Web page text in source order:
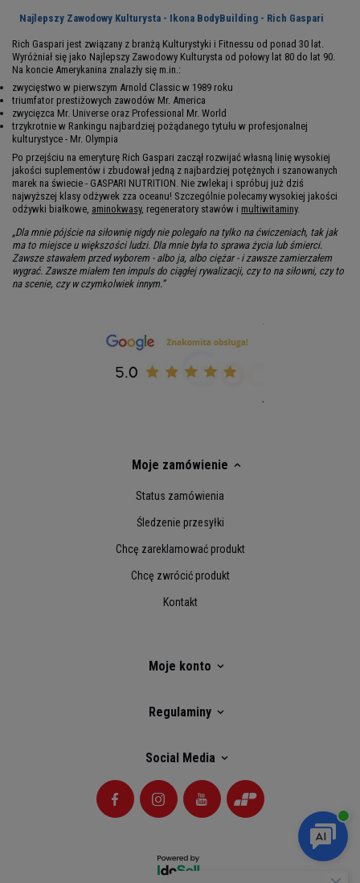
Najlepszy Zawodowy Kulturysta - Ikona BodyBuilding - Rich Gaspari
Rich Gaspari jest związany z branżą Kulturystyki i Fitnessu od ponad 30 lat.
Wyróżniał się jako Najlepszy Zawodowy Kulturysta od połowy lat 80 do lat 90.
Na koncie Amerykanina znalazły się m.in.:
zwycięstwo w pierwszym Arnold Classic w 1989 roku
triumfator prestiżowych zawodów Mr. America
zwycięzca Mr. Universe oraz Professional Mr. World
trzykrotnie w Rankingu najbardziej pożądanego tytułu w profesjonalnej
kulturystyce - Mr. Olympia
Po przejściu na emeryturę Rich Gaspari zaczął rozwijać własną linię wysokiej
jakości suplementów i zbudował jedną z najbardziej potężnych i szanowanych
marek na świecie - GASPARI NUTRITION. Nie zwlekaj i spróbuj już dziś
najwyższej klasy odżywek zza oceanu! Szczególnie polecamy wysokiej jakości
odżywki białkowe, aminokwasy, regeneratory stawów i multiwitaminy.
„Dla mnie pójście na siłownię nigdy nie polegało na tylko na ćwiczeniach, tak jak
ma to miejsce u większości ludzi. Dla mnie była to sprawa życia lub śmierci.
Zawsze stawałem przed wyborem - albo ja, albo ciężar - i zawsze zamierzałem
wygrać. Zawsze miałem ten impuls do ciągłej rywalizacji, czy to na siłowni, czy to
na scenie, czy w czymkolwiek innym.”
Moje zamówienie
Status zamówienia
Śledzenie przesyłki
Chcę zareklamować produkt
Chcę zwrócić produkt
Kontakt
Moje konto
Regulaminy
Social Media